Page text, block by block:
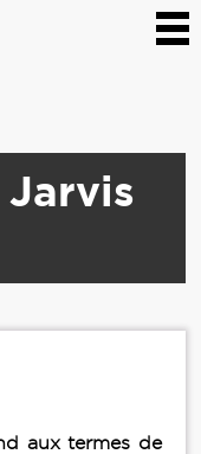
aux termes de